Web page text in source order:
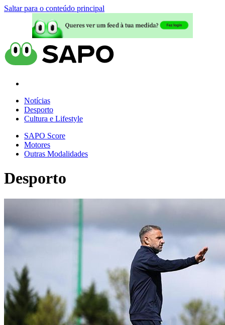
Saltar para o conteúdo principal
Notícias
Desporto
Cultura e Lifestyle
SAPO Score
Motores
Outras Modalidades
Desporto